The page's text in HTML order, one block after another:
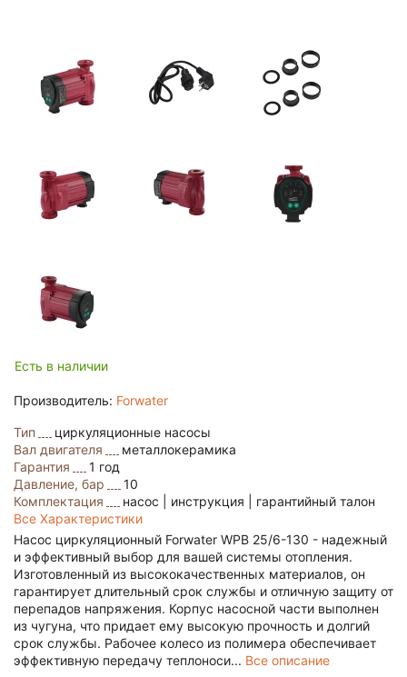
Есть в наличии
Производитель: Forwater
Тип
циркуляционные насосы
Вал двигателя
металлокерамика
Гарантия
1 год
Давление, бар
10
Комплектация
насос | инструкция | гарантийный талон
Все Характеристики
Насос циркуляционный Forwater WPB 25/6-130 - надежный
и эффективный выбор для вашей системы отопления.
Изготовленный из высококачественных материалов, он
гарантирует длительный срок службы и отличную защиту от
перепадов напряжения. Корпус насосной части выполнен
из чугуна, что придает ему высокую прочность и долгий
срок службы. Рабочее колесо из полимера обеспечивает
эффективную передачу теплоноси... Все описание